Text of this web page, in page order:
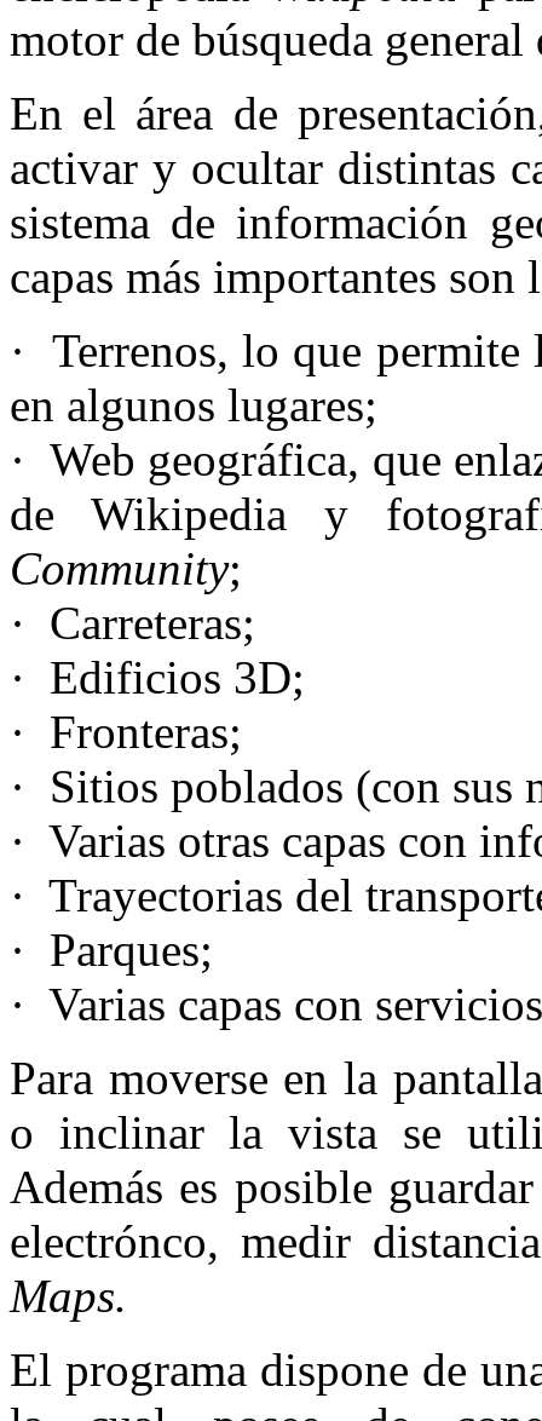
motor de búsqueda
En el área de
activar y ocultar distintas
sistema de información
capas más importantes son
· Terrenos, lo que
en algunos lugares;
· Web geográfica, que
de Wikipedia y
Community;
· Carreteras;
· Edificios 3D;
· Fronteras;
· Sitios poblados (con sus
· Varias otras capas con
· Trayectorias del
· Parques;
· Varias capas con
Para moverse en la
o inclinar la vista se
Además es posible
electrónco, medir
Maps.
El programa dispone de